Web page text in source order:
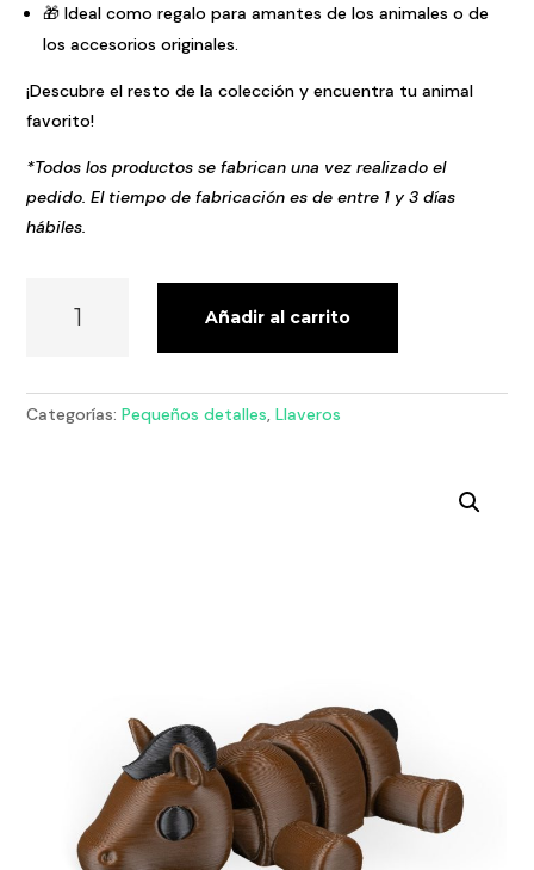
🎁 Ideal como regalo para amantes de los animales o de
los accesorios originales.
¡Descubre el resto de la colección y encuentra tu animal
favorito!
*Todos los productos se fabrican una vez realizado el
pedido. El tiempo de fabricación es de entre 1 y 3 días
hábiles.
CABALLO
Añadir al carrito
Categorías:Pequeños detalles,Llaveros